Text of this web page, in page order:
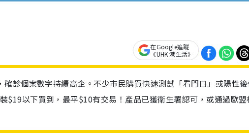
在Google追蹤
《UHK 港生活》
診個案數字持續高企。不少市民購買快速測試「看門口」或陽性
$19以下買到，最平$10有交易！產品已獲衛生署認可，或通過歐盟